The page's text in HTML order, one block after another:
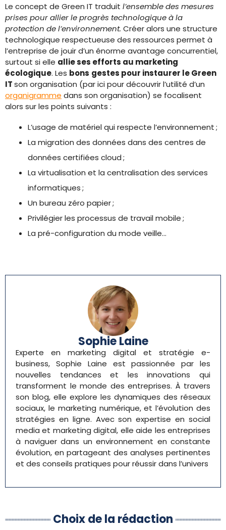
Le concept de Green IT traduit l’ensemble des mesures
prises pour allier le progrès technologique à la
protection de l’environnement. Créer alors une structure
technologique respectueuse des ressources permet à
l’entreprise de jouir d’un énorme avantage concurrentiel,
surtout si elle allie ses efforts au marketing
écologique. Les bons gestes pour instaurer le Green
ITson organisation (par ici pour découvrir l’utilité d’un
organigramme dans son organisation) se focalisent
alors sur les points suivants :
L’usage de matériel qui respecte l’environnement ;
La migration des données dans des centres de
données certifiées cloud ;
La virtualisation et la centralisation des services
informatiques ;
Un bureau zéro papier ;
Privilégier les processus de travail mobile ;
La pré-configuration du mode veille…
Sophie Laine
Experte en marketing digital et stratégie e-
business, Sophie Laine est passionnée par les
nouvelles tendances et les innovations qui
transforment le monde des entreprises. À travers
son blog, elle explore les dynamiques des réseaux
sociaux, le marketing numérique, et l’évolution des
stratégies en ligne. Avec son expertise en social
media et marketing digital, elle aide les entreprises
à naviguer dans un environnement en constante
évolution, en partageant des analyses pertinentes
et des conseils pratiques pour réussir dans l’univers
Choix de la rédaction